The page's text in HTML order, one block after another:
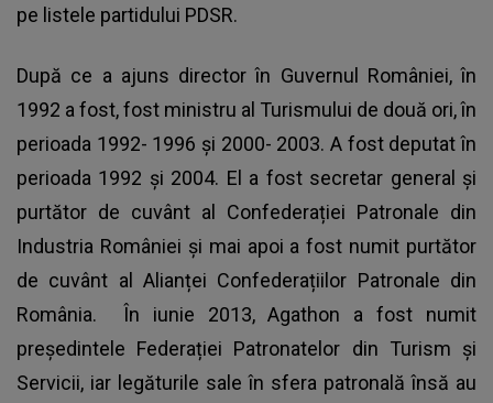
pe listele partidului PDSR.
După ce a ajuns director în Guvernul României, în
1992 a fost, fost ministru al Turismului de două ori, în
perioada 1992- 1996 și 2000- 2003. A fost deputat în
perioada 1992 și 2004. El a fost secretar general și
purtător de cuvânt al Confederației Patronale din
Industria României și mai apoi a fost numit purtător
de cuvânt al Alianței Confederațiilor Patronale din
România. În iunie 2013, Agathon a fost numit
președintele Federației Patronatelor din Turism și
Servicii, iar legăturile sale în sfera patronală însă au